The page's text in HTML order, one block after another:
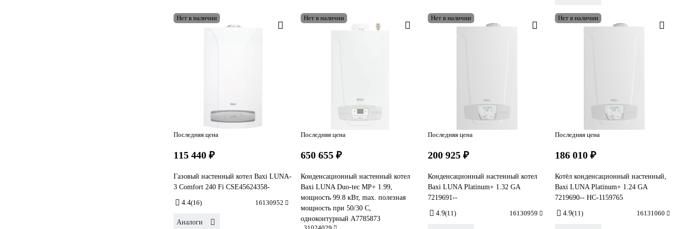
Нет в наличии
Последняя цена
115 440 ₽
Газовый настенный котел Baxi LUNA-
3 Comfort 240 Fi CSE45624358-
4.4(16) 16130952
Аналоги
Нет в наличии
Последняя цена
650 655 ₽
Конденсационный настенный котел
Baxi LUNA Duo-tec MP+ 1.99,
мощность 99.8 кВт, max. полезная
мощность при 50/30 С,
одноконтурный A7785873
Нет в наличии
Последняя цена
200 925 ₽
Конденсационный настенный котел
Baxi LUNA Platinum+ 1.32 GA
7219691--
4.9(11) 16130959
Нет в наличии
Последняя цена
186 010 ₽
Котёл конденсационный настенный,
Baxi LUNA Platinum+ 1.24 GA
7219690-- НС-1159765
4.9(11) 16131060